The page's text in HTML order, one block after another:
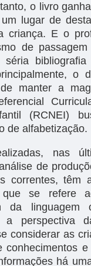
o livro
lugar de
criança. E o
de
bibliografia
o
manter a
(RCNEI)
de alfabetização.
nas
de
correntes, têm
que se refere
da
a perspectiva
considerar as
conhecimentos
há